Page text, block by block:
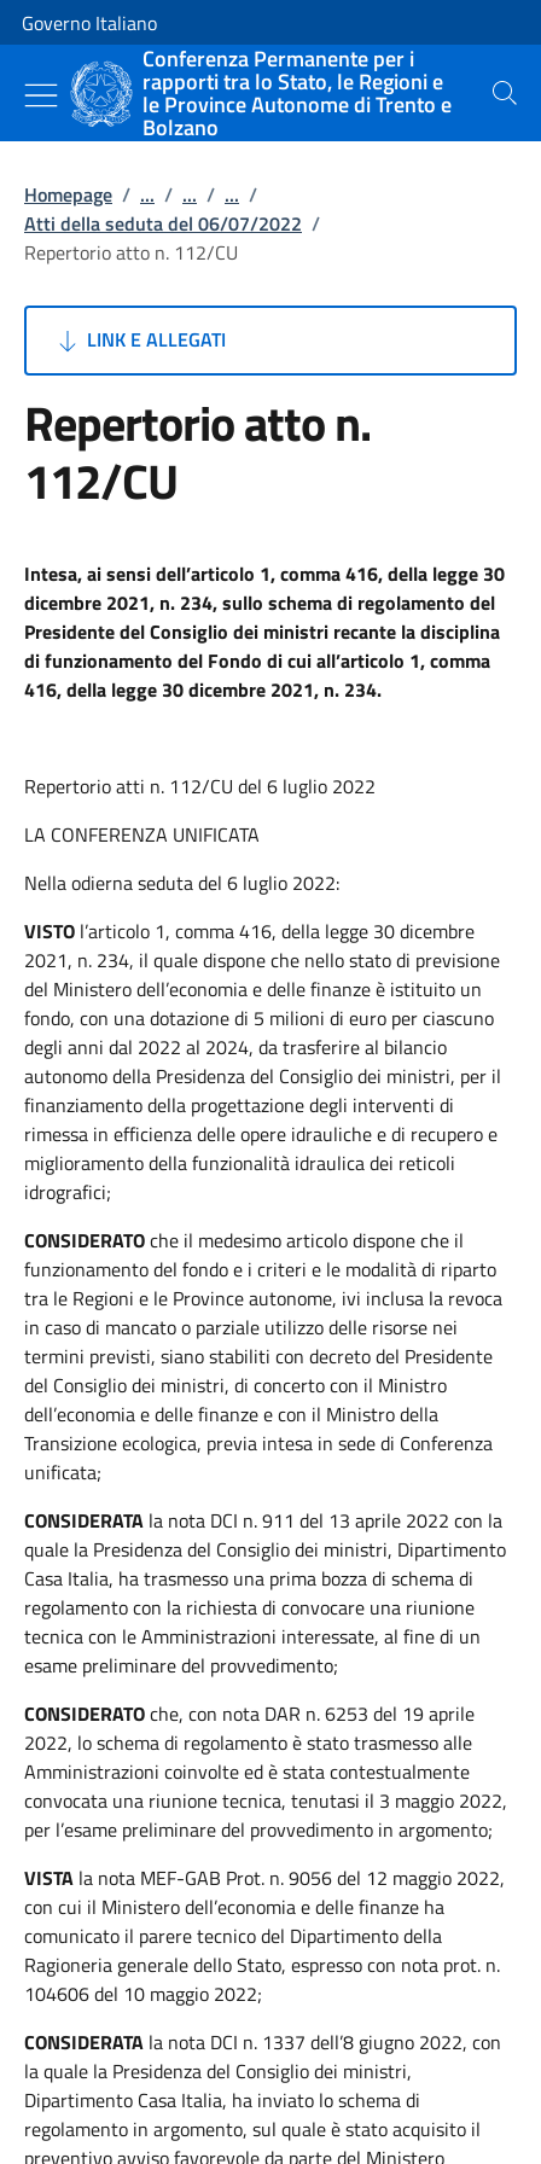
Vai al contenuto
Vai alla navigazione del sito
Governo Italiano
Conferenza Permanente per i
rapporti tra lo Stato, le Regioni e
le Province Autonome di Trento e
Bolzano
Cerca
Homepage / ... / ... / ... /
Atti della seduta del 06/07/2022 /
Repertorio atto n. 112/CU
LINK E ALLEGATI
Repertorio atto n.
112/CU
Intesa, ai sensi dell’articolo 1, comma 416, della legge 30
dicembre 2021, n. 234, sullo schema di regolamento del
Presidente del Consiglio dei ministri recante la disciplina
di funzionamento del Fondo di cui all’articolo 1, comma
416, della legge 30 dicembre 2021, n. 234.
Repertorio atti n. 112/CU del 6 luglio 2022
LA CONFERENZA UNIFICATA
Nella odierna seduta del 6 luglio 2022:
VISTO l’articolo 1, comma 416, della legge 30 dicembre
2021, n. 234, il quale dispone che nello stato di previsione
del Ministero dell’economia e delle finanze è istituito un
fondo, con una dotazione di 5 milioni di euro per ciascuno
degli anni dal 2022 al 2024, da trasferire al bilancio
autonomo della Presidenza del Consiglio dei ministri, per il
finanziamento della progettazione degli interventi di
rimessa in efficienza delle opere idrauliche e di recupero e
miglioramento della funzionalità idraulica dei reticoli
idrografici;
CONSIDERATOche il medesimo articolo dispone che il
funzionamento del fondo e i criteri e le modalità di riparto
tra le Regioni e le Province autonome, ivi inclusa la revoca
in caso di mancato o parziale utilizzo delle risorse nei
termini previsti, siano stabiliti con decreto del Presidente
del Consiglio dei ministri, di concerto con il Ministro
dell’economia e delle finanze e con il Ministro della
Transizione ecologica, previa intesa in sede di Conferenza
unificata;
CONSIDERATA la nota DCI n. 911 del 13 aprile 2022 con la
quale la Presidenza del Consiglio dei ministri, Dipartimento
Casa Italia, ha trasmesso una prima bozza di schema di
regolamento con la richiesta di convocare una riunione
tecnica con le Amministrazioni interessate, al fine di un
esame preliminare del provvedimento;
CONSIDERATOche, con nota DAR n. 6253 del 19 aprile
2022, lo schema di regolamento è stato trasmesso alle
Amministrazioni coinvolte ed è stata contestualmente
convocata una riunione tecnica, tenutasi il 3 maggio 2022,
per l’esame preliminare del provvedimento in argomento;
VISTA la nota MEF-GAB Prot. n. 9056 del 12 maggio 2022,
con cui il Ministero dell’economia e delle finanze ha
comunicato il parere tecnico del Dipartimento della
Ragioneria generale dello Stato, espresso con nota prot. n.
104606 del 10 maggio 2022;
CONSIDERATA la nota DCI n. 1337 dell’8 giugno 2022, con
la quale la Presidenza del Consiglio dei ministri,
Dipartimento Casa Italia, ha inviato lo schema di
regolamento in argomento, sul quale è stato acquisito il
preventivo avviso favorevole da parte del Ministero